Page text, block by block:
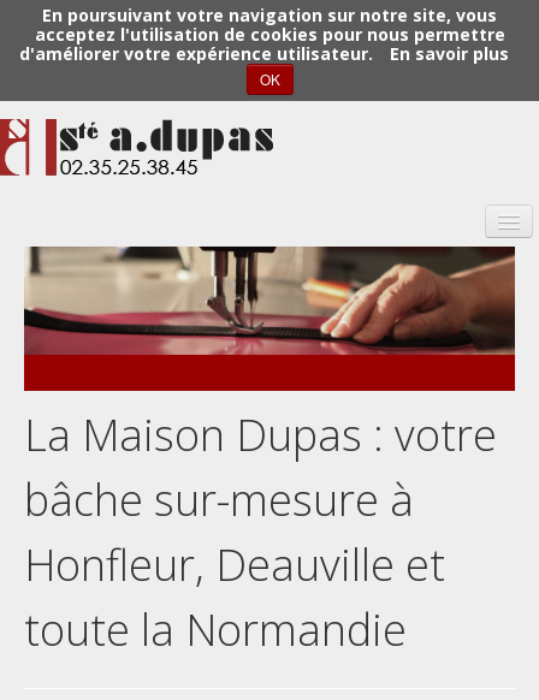
En poursuivant votre navigation sur notre site, vous
acceptez l'utilisation de cookies pour nous permettre
d'améliorer votre expérience utilisateur.
En savoir plus
OK
Dupas
Nos activités
Nous contacter
La Maison Dupas : votre
bâche sur-mesure à
Honfleur, Deauville et
toute la Normandie